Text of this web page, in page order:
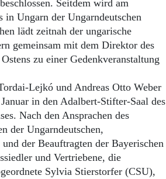
Wer wir sind
Ausgabe
Login
werden
Abo Prämien
Archiv
Mediadaten
Pommern
Brandenburg
Schlesien
und Westpreußen
Bücher
Seitdem wird am
in Ungarn der Ungarndeutschen
lädt zeitnah der ungarische
gemeinsam mit dem Direktor des
zu einer Gedenkveranstaltung
Lejkó und Andreas Otto Weber
in den Adalbert-Stifter-Saal des
Nach den Ansprachen des
der Ungarndeutschen,
der Beauftragten der Bayerischen
und Vertriebene, die
Sylvia Stierstorfer (CSU),